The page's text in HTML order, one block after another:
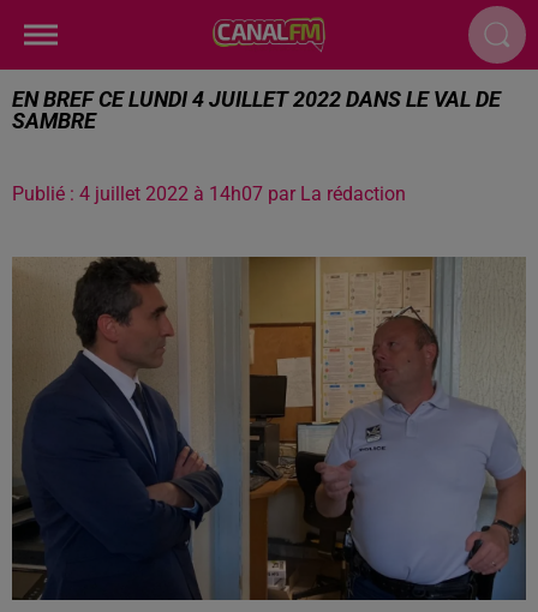
EN BREF CE LUNDI 4 JUILLET 2022 DANS LE VAL DE
SAMBRE
Publié : 4 juillet 2022 à 14h07 par La rédaction